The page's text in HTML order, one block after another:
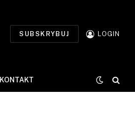
SUBSKRYBUJ LOGIN
KONTAKT